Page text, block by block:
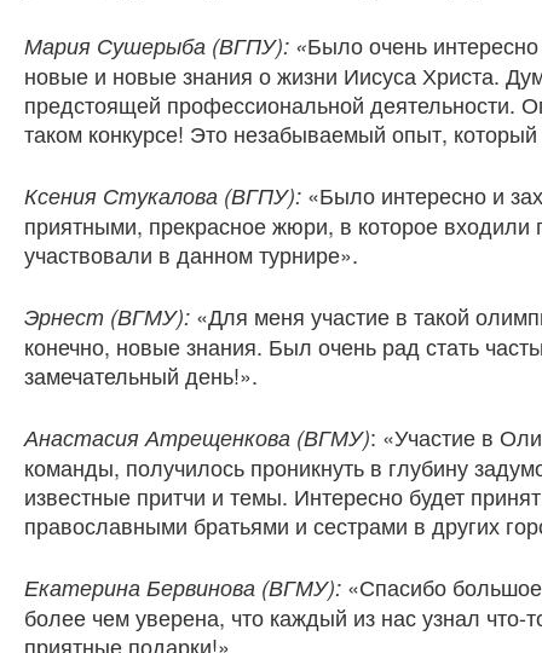
Мария Сушерыба (ВГПУ): «Было очень
новые и новые знания о жизни Иисуса Христа.
предстоящей профессиональной деятельности.
таком конкурсе! Это незабываемый опыт,
Ксения Стукалова (ВГПУ): «Было интересно и
приятными, прекрасное жюри, в которое
участвовали в данном турнире».
Эрнест (ВГМУ): «Для меня участие в такой
конечно, новые знания. Был очень рад стать
замечательный день!».
Анастасия Атрещенкова (ВГМУ): «Участие в
команды, получилось проникнуть в глубину
известные притчи и темы. Интересно будет
православными братьями и сестрами в других
Екатерина Бервинова (ВГМУ): «Спасибо
более чем уверена, что каждый из нас узнал
приятные подарки!»